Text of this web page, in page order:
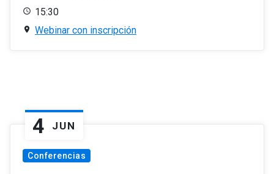
15:30
Webinar con inscripción
4 JUN
Conferencias